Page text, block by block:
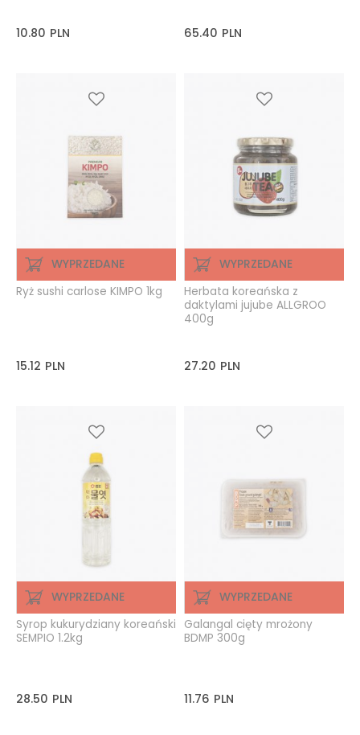
10.80 PLN 65.40 PLN
WYPRZEDANE
Ryż sushi carlose KIMPO 1kg
15.12 PLN
WYPRZEDANE
Herbata koreańska z
daktylami jujube ALLGROO
400g
27.20 PLN
WYPRZEDANE
Syrop kukurydziany koreański
SEMPIO 1.2kg
28.50 PLN
WYPRZEDANE
Galangal cięty mrożony
BDMP 300g
11.76 PLN